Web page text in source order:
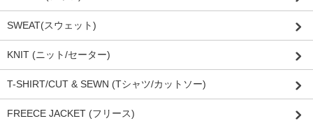
SWEAT(スウェット)
KNIT (ニット/セーター)
T-SHIRT/CUT & SEWN (Tシャツ/カットソー)
FREECE JACKET (フリース)